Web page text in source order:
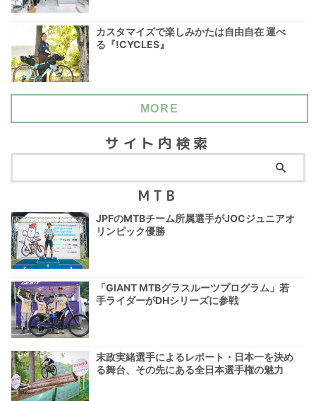
カスタマイズで楽しみかたは自由自在 運べ
る『!CYCLES』
MORE
サイト内検索
MTB
JPFのMTBチーム所属選手がJOCジュニアオ
リンピック優勝
「GIANT MTBグラスルーツプログラム」若
手ライダーがDHシリーズに参戦
末政実緒選手によるレポート・日本一を決め
る舞台、その先にある全日本選手権の魅力